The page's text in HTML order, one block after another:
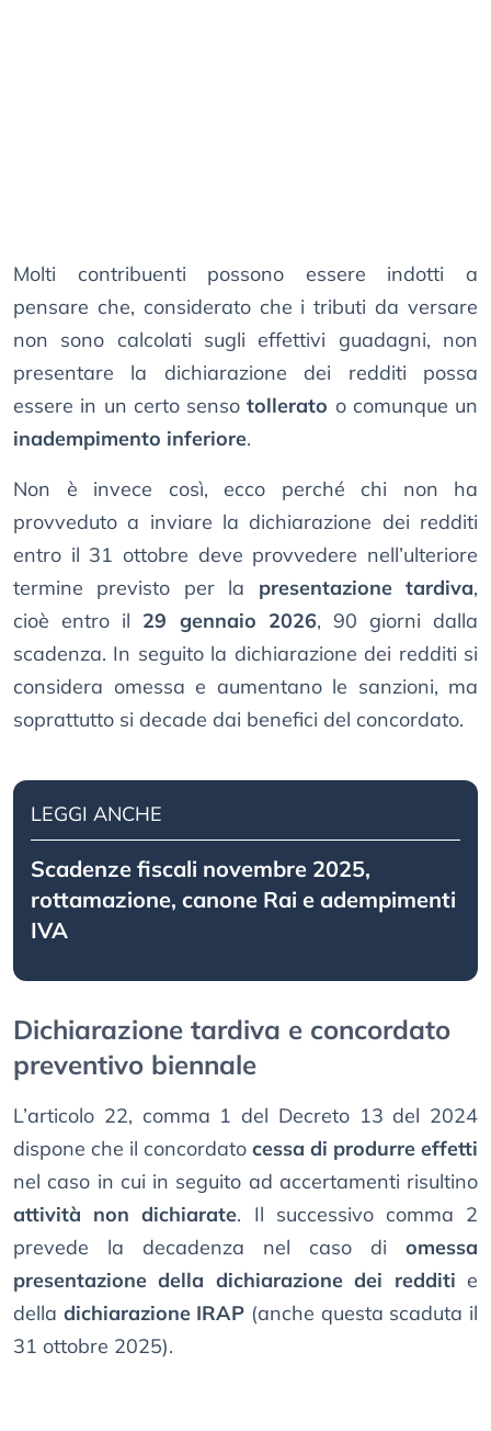
Molti contribuenti possono essere indotti a
pensare che, considerato che i tributi da versare
non sono calcolati sugli effettivi guadagni, non
presentare la dichiarazione dei redditi possa
essere in un certo sensotollerato o comunque un
inadempimento inferiore.
Non è invece così, ecco perché chi non ha
provveduto a inviare la dichiarazione dei redditi
entro il 31 ottobre deve provvedere nell’ulteriore
termine previsto per la presentazione tardiva,
cioè entro il 29 gennaio 2026, 90 giorni dalla
scadenza. In seguito la dichiarazione dei redditi si
considera omessa e aumentano le sanzioni, ma
soprattutto si decade dai benefici del concordato.
LEGGI ANCHE
Scadenze fiscali novembre 2025,
rottamazione, canone Rai e adempimenti
IVA
Dichiarazione tardiva e concordato
preventivo biennale
L’articolo 22, comma 1 del Decreto 13 del 2024
dispone che il concordato cessa di produrre effetti
nel caso in cui in seguito ad accertamenti risultino
attività non dichiarate. Il successivo comma 2
prevede la decadenza nel caso di omessa
presentazione della dichiarazione dei redditi e
della dichiarazione IRAP (anche questa scaduta il
31 ottobre 2025).